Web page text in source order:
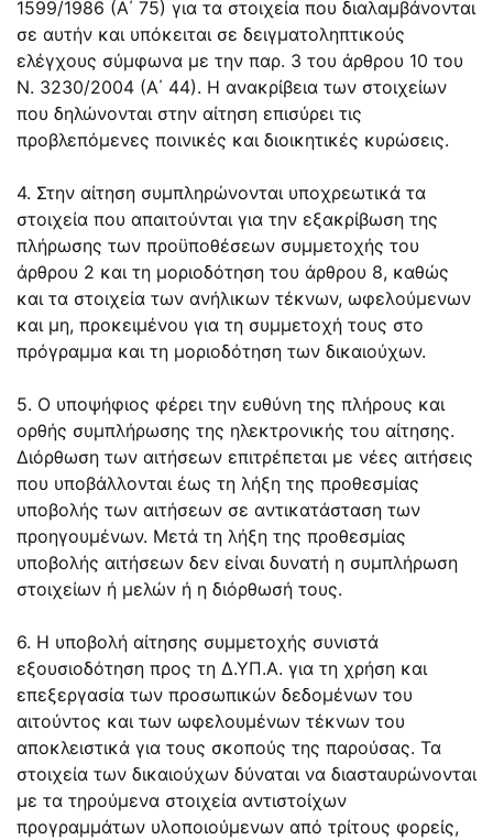
1599/1986 (Α΄ 75) για τα στοιχεία που διαλαμβάνονται
σε αυτήν και υπόκειται σε δειγματοληπτικούς
ελέγχους σύμφωνα με την παρ. 3 του άρθρου 10 του
Ν. 3230/2004 (Α΄ 44). Η ανακρίβεια των στοιχείων
που δηλώνονται στην αίτηση επισύρει τις
προβλεπόμενες ποινικές και διοικητικές κυρώσεις.
4. Στην αίτηση συμπληρώνονται υποχρεωτικά τα
στοιχεία που απαιτούνται για την εξακρίβωση της
πλήρωσης των προϋποθέσεων συμμετοχής του
άρθρου 2 και τη μοριοδότηση του άρθρου 8, καθώς
και τα στοιχεία των ανήλικων τέκνων, ωφελούμενων
και μη, προκειμένου για τη συμμετοχή τους στο
πρόγραμμα και τη μοριοδότηση των δικαιούχων.
5. Ο υποψήφιος φέρει την ευθύνη της πλήρους και
ορθής συμπλήρωσης της ηλεκτρονικής του αίτησης.
Διόρθωση των αιτήσεων επιτρέπεται με νέες αιτήσεις
που υποβάλλονται έως τη λήξη της προθεσμίας
υποβολής των αιτήσεων σε αντικατάσταση των
προηγουμένων. Μετά τη λήξη της προθεσμίας
υποβολής αιτήσεων δεν είναι δυνατή η συμπλήρωση
στοιχείων ή μελών ή η διόρθωσή τους.
6. Η υποβολή αίτησης συμμετοχής συνιστά
εξουσιοδότηση προς τη Δ.ΥΠ.Α. για τη χρήση και
επεξεργασία των προσωπικών δεδομένων του
αιτούντος και των ωφελουμένων τέκνων του
αποκλειστικά για τους σκοπούς της παρούσας. Τα
στοιχεία των δικαιούχων δύναται να διασταυρώνονται
με τα τηρούμενα στοιχεία αντιστοίχων
προγραμμάτων υλοποιούμενων από τρίτους φορείς,